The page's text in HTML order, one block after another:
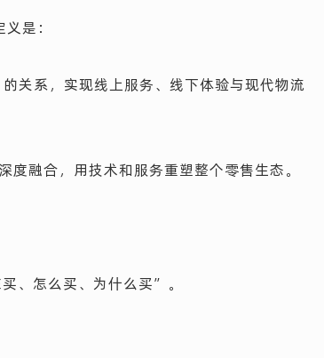
是：
关系，实现线上服务、线下体验与现代物流
融合，用技术和服务重塑整个零售生态。
、怎么买、为什么买”。